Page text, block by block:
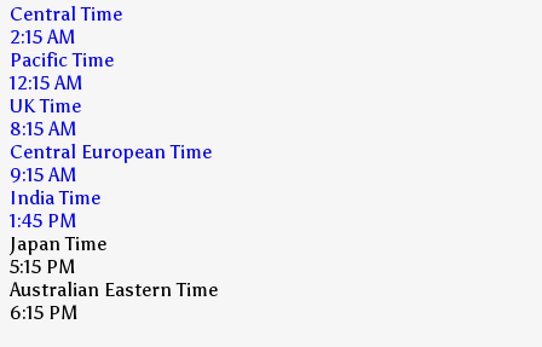
Central Time
2:15 AM
Pacific Time
12:15 AM
UK Time
8:15 AM
Central European Time
9:15 AM
India Time
1:45 PM
Japan Time
5:15 PM
Australian Eastern Time
6:15 PM